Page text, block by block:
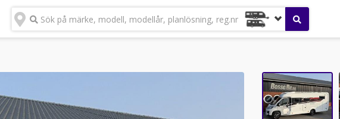
Sök på märke, modell, modellår, planlösning, reg.nr